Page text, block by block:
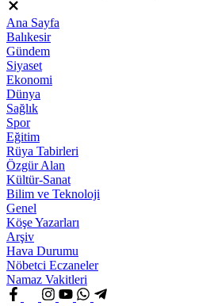
Ana Sayfa
Balıkesir
Gündem
Siyaset
Ekonomi
Dünya
Sağlık
Spor
Eğitim
Rüya Tabirleri
Özgür Alan
Kültür-Sanat
Bilim ve Teknoloji
Genel
Köşe Yazarları
Arşiv
Hava Durumu
Nöbetci Eczaneler
Namaz Vakitleri